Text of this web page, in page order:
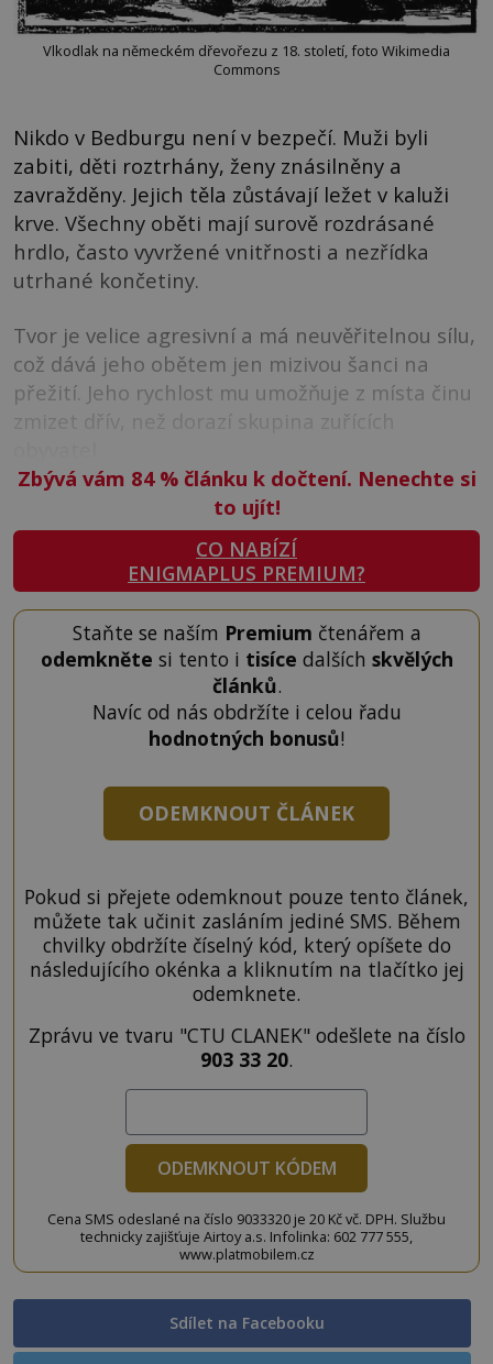
Vlkodlak na německém dřevořezu z 18. století, foto Wikimedia
Commons
Nikdo v Bedburgu není v bezpečí. Muži byli
zabiti, děti roztrhány, ženy znásilněny a
zavražděny. Jejich těla zůstávají ležet v kaluži
krve. Všechny oběti mají surově rozdrásané
hrdlo, často vyvržené vnitřnosti a nezřídka
utrhané končetiny.
Tvor je velice agresivní a má neuvěřitelnou sílu,
což dává jeho obětem jen mizivou šanci na
přežití. Jeho rychlost mu umožňuje z místa činu
zmizet dřív, než dorazí skupina zuřících
Zbývá vám 84 %článku k dočtení. Nenechte si
to ujít!
CO NABÍZÍ
ENIGMAPLUS PREMIUM?
Staňte se naším Premium čtenářem a
odemkněte si tento i tisíce dalších skvělých
článků.
Navíc od nás obdržíte i celou řadu
hodnotných bonusů!
ODEMKNOUT ČLÁNEK
Pokud si přejete odemknout pouze tento článek,
můžete tak učinit zasláním jediné SMS. Během
chvilky obdržíte číselný kód, který opíšete do
následujícího okénka a kliknutím na tlačítko jej
odemknete.
Zprávu ve tvaru "CTU CLANEK" odešlete na číslo
903 33 20.
ODEMKNOUT KÓDEM
Cena SMS odeslané na číslo 9033320 je 20 Kč vč. DPH. Službu
technicky zajišťuje Airtoy a.s. Infolinka: 602 777 555,
www.platmobilem.cz
Sdílet na Facebooku